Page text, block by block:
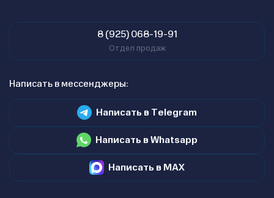
8 (925) 068-19-91
Отдел продаж
Написать в мессенджеры:
Написать в Telegram
Написать в Whatsapp
Написать в MAX